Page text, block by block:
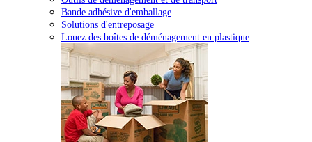
Bande adhésive d'emballage
Solutions d'entreposage
Louez des boîtes de déménagement en plastique